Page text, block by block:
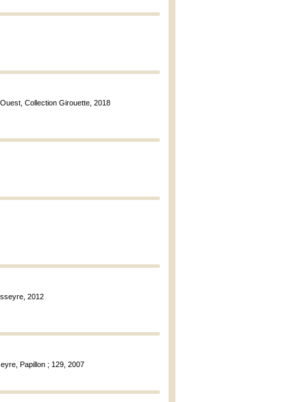
Collection Girouette, 2018
2012
Papillon ; 129, 2007